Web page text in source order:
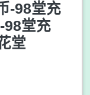
-98堂充
98堂充
堂